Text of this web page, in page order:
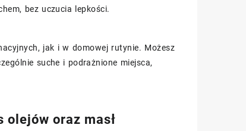
bez uczucia lepkości.
jak i w domowej rutynie. Możesz
suche i podrażnione miejsca,
olejów oraz masł